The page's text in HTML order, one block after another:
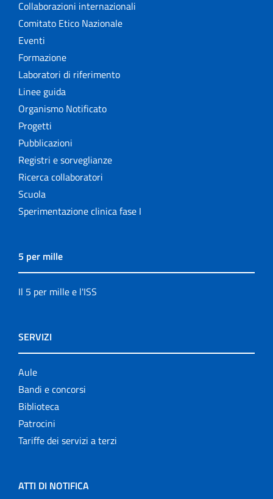
Collaborazioni internazionali
Comitato Etico Nazionale
Eventi
Formazione
Laboratori di riferimento
Linee guida
Organismo Notificato
Progetti
Pubblicazioni
Registri e sorveglianze
Ricerca collaboratori
Scuola
Sperimentazione clinica fase I
5 per mille
Il 5 per mille e l'ISS
SERVIZI
Aule
Bandi e concorsi
Biblioteca
Patrocini
Tariffe dei servizi a terzi
ATTI DI NOTIFICA